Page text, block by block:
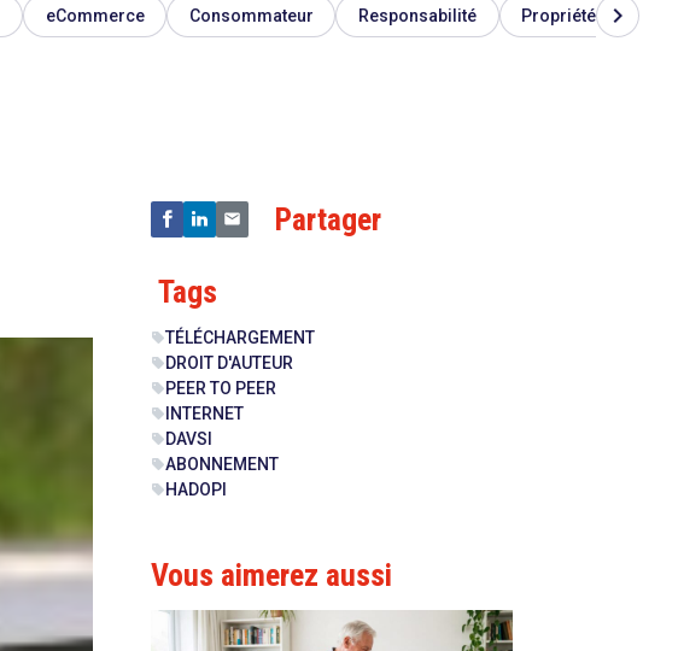
eCommerce Consommateur Responsabilité Propriété chevron_right
Partager
Tags
sellTÉLÉCHARGEMENT
sellDROIT D'AUTEUR
sellPEER TO PEER
sellINTERNET
sellDAVSI
sellABONNEMENT
sellHADOPI
Vous aimerez aussi